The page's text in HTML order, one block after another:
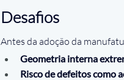
Desafios
Antes da adoção da
Geometria interna
Risco de defeitos como